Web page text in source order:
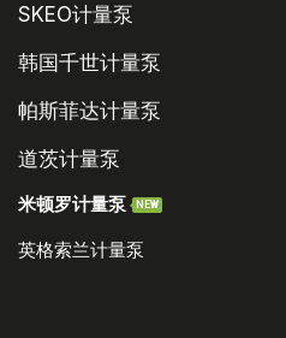
SKEO计量泵
韩国千世计量泵
帕斯菲达计量泵
道茨计量泵
米顿罗计量泵 NEW
英格索兰计量泵